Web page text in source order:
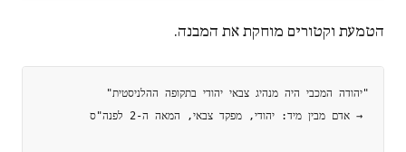
הטמעת וקטורים מוחקת את המבנה.